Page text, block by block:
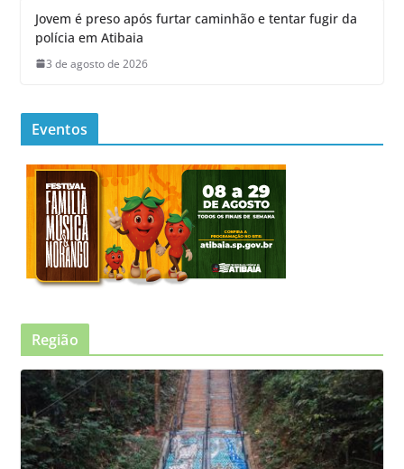
Jovem é preso após furtar caminhão e tentar fugir da
polícia em Atibaia
3 de agosto de 2026
Eventos
Região